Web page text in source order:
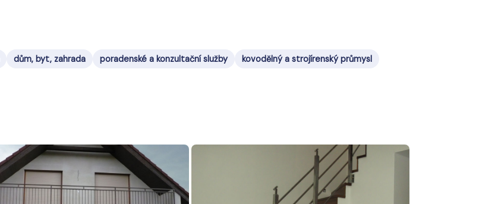
dům, byt, zahrada poradenské a konzultační služby kovodělný a strojírenský průmysl